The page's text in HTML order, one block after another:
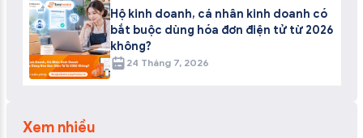
Hộ kinh doanh, cá nhân kinh doanh có
bắt buộc dùng hóa đơn điện tử từ 2026
không?
24 Tháng 7, 2026
Xem nhiều